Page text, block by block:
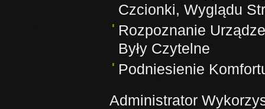
Czcionki, Wyglądu
Rozpoznanie
Były Czytelne
Podniesienie
Administrator